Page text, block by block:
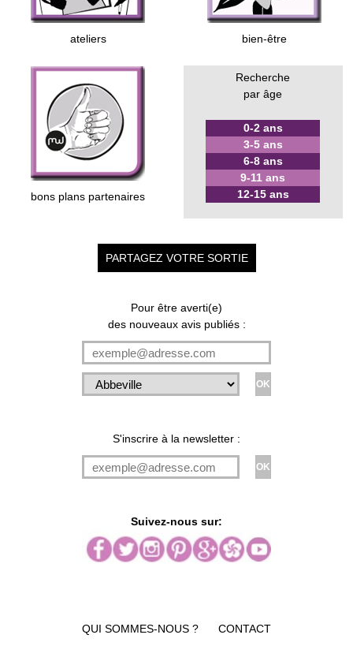
ateliers bien-être
bons plans partenaires
Recherche
par âge
0-2 ans
3-5 ans
6-8 ans
9-11 ans
12-15 ans
PARTAGEZ VOTRE SORTIE
Pour être averti(e)
des nouveaux avis publiés :
S'inscrire à la newsletter :
Suivez-nous sur:
QUI SOMMES-NOUS ? CONTACT